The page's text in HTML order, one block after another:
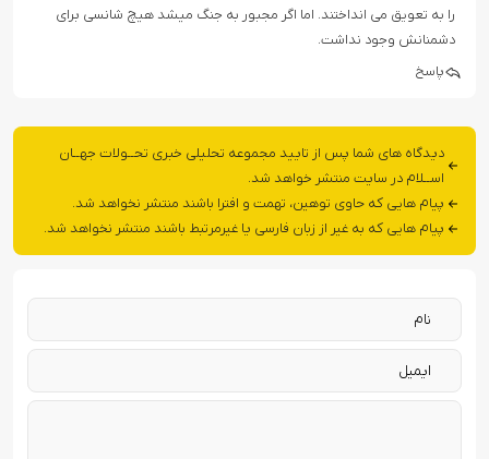
را به تعویق می انداختند. اما اگر مجبور به جنگ میشد هیچ شانسی برای
دشمنانش وجود نداشت.
پاسخ
دیدگاه های شما پس از تایید مجموعه تحلیلی خبری تحــولات جهــان
اســلام در سایت منتشر خواهد شد.
پیام هایی که حاوی توهین، تهمت و افترا باشند منتشر نخواهد شد.
پیام هایی که به غیر از زبان فارسی یا غیرمرتبط باشند منتشر نخواهد شد.